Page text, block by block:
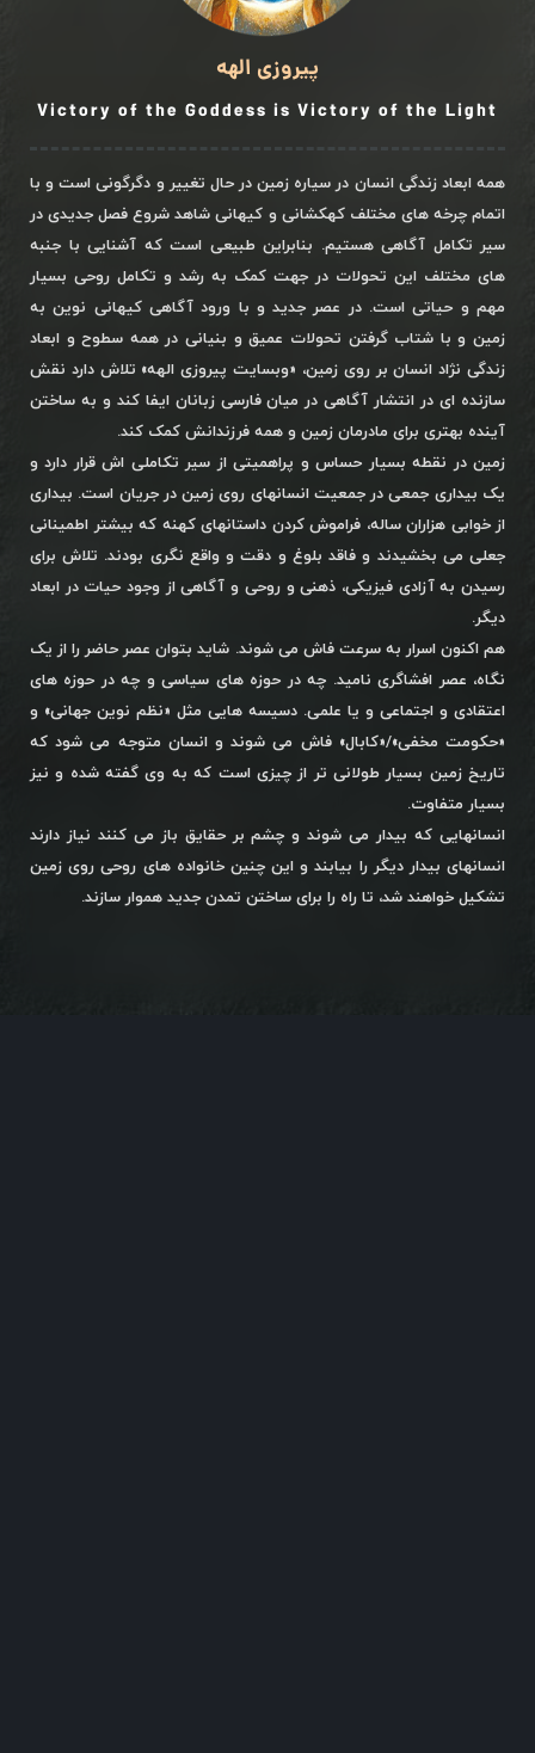
پیروزی الهه
Victory of the Goddess is Victory of the Light
همه ابعاد زندگی انسان در سیاره زمین در حال تغییر و دگرگونی است و با
اتمام چرخه های مختلف کهکشانی و کیهانی شاهد شروع فصل جدیدی در
سیر تکامل آگاهی هستیم. بنابراین طبیعی است که آشنایی با جنبه
های مختلف این تحولات در جهت کمک به رشد و تکامل روحی بسیار
مهم و حیاتی است. در عصر جدید و با ورود آگاهی کیهانی نوین به
زمین و با شتاب گرفتن تحولات عمیق و بنیانی در همه سطوح و ابعاد
زندگی نژاد انسان بر روی زمین، «وبسایت پیروزی الهه» تلاش دارد نقش
سازنده ای در انتشار آگاهی در میان فارسی زبانان ایفا کند و به ساختن
آینده بهتری برای مادرمان زمین و همه فرزندانش کمک کند.
زمین در نقطه بسیار حساس و پراهمیتی از سیر تکاملی اش قرار دارد و
یک بیداری جمعی در جمعیت انسانهای روی زمین در جریان است. بیداری
از خوابی هزاران ساله، فراموش کردن داستانهای کهنه که بیشتر اطمینانی
جعلی می بخشیدند و فاقد بلوغ و دقت و واقع نگری بودند. تلاش برای
رسیدن به آزادی فیزیکی، ذهنی و روحی و آگاهی از وجود حیات در ابعاد
دیگر.
هم اکنون اسرار به سرعت فاش می شوند. شاید بتوان عصر حاضر را از یک
نگاه، عصر افشاگری نامید. چه در حوزه های سیاسی و چه در حوزه های
اعتقادی و اجتماعی و یا علمی. دسیسه هایی مثل «نظم نوین جهانی» و
«حکومت مخفی»/«کابال» فاش می شوند و انسان متوجه می شود که
تاریخ زمین بسیار طولانی تر از چیزی است که به وی گفته شده و نیز
بسیار متفاوت.
انسانهایی که بیدار می شوند و چشم بر حقایق باز می کنند نیاز دارند
انسانهای بیدار دیگر را بیابند و این چنین خانواده های روحی روی زمین
تشکیل خواهند شد، تا راه را برای ساختن تمدن جدید هموار سازند.